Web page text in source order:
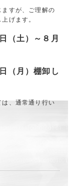
すが、ご理解の
げます。
（土）～８月
（月）棚卸し
、通常通り行い